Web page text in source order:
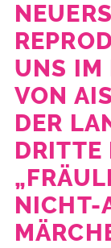
UNS IM
VON
DER
DRITTE
NICHT-